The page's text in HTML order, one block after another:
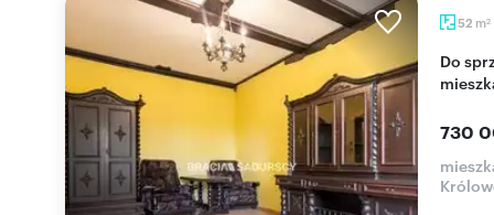
52 m2
Do sprzedania przestronne 2-pokojowe
730